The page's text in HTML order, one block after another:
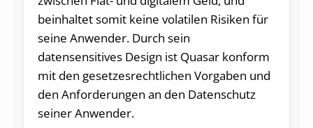
beinhaltet somit keine volatilen Risiken für
seine Anwender. Durch sein
datensensitives Design ist Quasar konform
mit den gesetzesrechtlichen Vorgaben und
den Anforderungen an den Datenschutz
seiner Anwender.